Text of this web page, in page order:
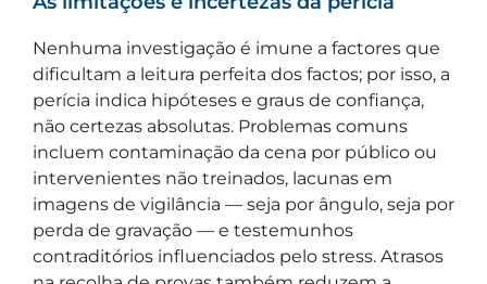
Nenhuma investigação é imune a factores que
dificultam a leitura perfeita dos factos; por isso, a
perícia indica hipóteses e graus de confiança,
não certezas absolutas. Problemas comuns
incluem contaminação da cena por público ou
intervenientes não treinados, lacunas em
imagens de vigilância — seja por ângulo, seja por
perda de gravação — e testemunhos
contraditórios influenciados pelo stress. Atrasos